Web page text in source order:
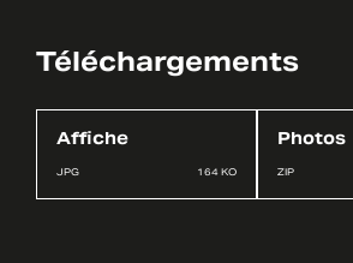
Téléchargements
Affiche
JPG 164 KO
Photos
ZIP